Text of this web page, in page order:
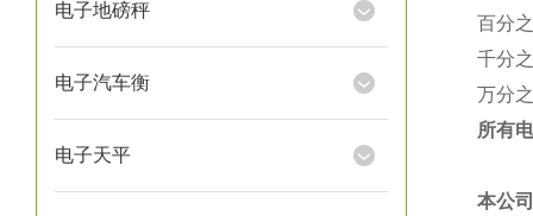
电子地磅秤
电子汽车衡
电子天平
百分
千分
万分
所有
本公